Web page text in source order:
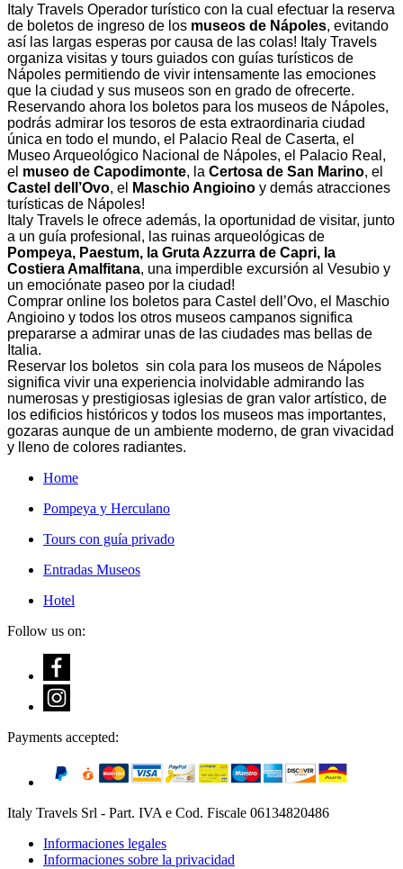
Italy Travels Operador turístico con la cual efectuar la reserva
de boletos de ingreso de los museos de Nápoles, evitando
así las largas esperas por causa de las colas! Italy Travels
organiza visitas y tours guiados con guías turísticos de
Nápoles permitiendo de vivir intensamente las emociones
que la ciudad y sus museos son en grado de ofrecerte.
Reservando ahora los boletos para los museos de Nápoles,
podrás admirar los tesoros de esta extraordinaria ciudad
única en todo el mundo, el Palacio Real de Caserta, el
Museo Arqueológico Nacional de Nápoles, el Palacio Real,
el museo de Capodimonte, la Certosa de San Marino, el
Castel dell’Ovo, el Maschio Angioino y demás atracciones
turísticas de Nápoles!
Italy Travels le ofrece además, la oportunidad de visitar, junto
a un guía profesional, las ruinas arqueológicas de
Pompeya, Paestum, la Gruta Azzurra de Capri, la
Costiera Amalfitana, una imperdible excursión al Vesubio y
un emociónate paseo por la ciudad!
Comprar online los boletos para Castel dell’Ovo, el Maschio
Angioino y todos los otros museos campanos significa
prepararse a admirar unas de las ciudades mas bellas de
Italia.
Reservar los boletos sin cola para los museos de Nápoles
significa vivir una experiencia inolvidable admirando las
numerosas y prestigiosas iglesias de gran valor artístico, de
los edificios históricos y todos los museos mas importantes,
gozaras aunque de un ambiente moderno, de gran vivacidad
y lleno de colores radiantes.
Home
Pompeya y Herculano
Tours con guía privado
Entradas Museos
Hotel
Follow us on:
Payments accepted:
Italy Travels Srl - Part. IVA e Cod. Fiscale 06134820486
Informaciones legales
Informaciones sobre la privacidad